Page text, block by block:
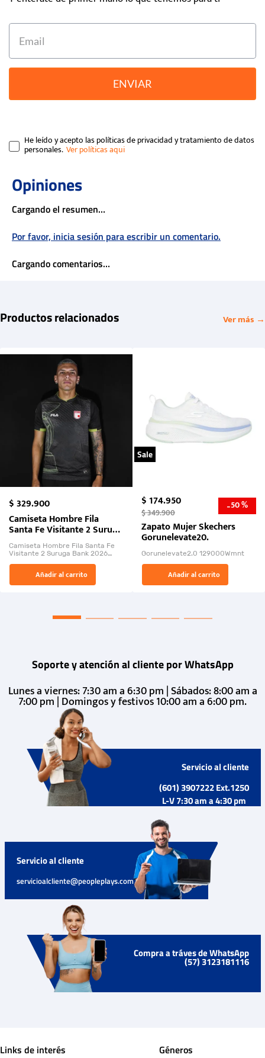
ENVIAR
He leído y acepto las políticas de privacidad y tratamiento de datos
personales.
Cargando el resumen…
Por favor, inicia sesión para escribir un comentario.
Cargando comentarios…
Productos relacionados Ver más →
$329.900
Camiseta Hombre Fila
Santa Fe Visitante 2 Suruga
Bank 2026
Camiseta Hombre Fila Santa Fe
Visitante 2 Suruga Bank 2026
El Rugido del Sol Naciente:
“Primeros para la Et...
Añadir al carrito
Sale
$174.950
$349.900 -50 %
Zapato Mujer Skechers
Gorunelevate20.
Gorunelevate2.0 129000Wmnt
Añadir al carrito
Soporte y atención al cliente por WhatsApp
Lunes a viernes: 7:30 am a 6:30 pm | Sábados: 8:00 am a
7:00 pm | Domingos y festivos 10:00 am a 6:00 pm.
Servicio al cliente
(601) 3907222 Ext.1250
L-V 7:30 am a 4:30 pm
Servicio al cliente
servicioalcliente@peopleplays.com
Compra a tráves de WhatsApp
(57) 3123181116
Links de interés Géneros